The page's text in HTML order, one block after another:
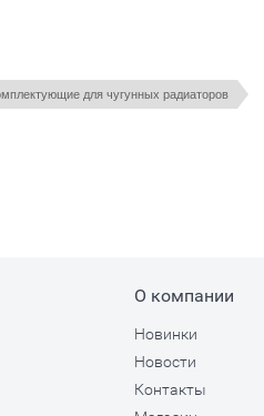
для чугунных радиаторов
О компании
Новинки
Новости
Контакты